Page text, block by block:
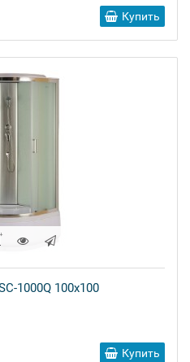
Купить
1000Q 100x100
Купить